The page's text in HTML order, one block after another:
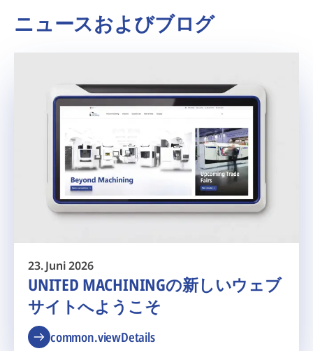
ニュースおよびブログ
23. Juni 2026
UNITED MACHININGの新しいウェブ
サイトへようこそ
common.viewDetails